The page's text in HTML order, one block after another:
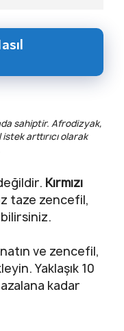
sahiptir. Afrodizyak,
arttırıcı olarak
Kırmızı
taze zencefil,
ve zencefil,
Yaklaşık 10
kadar